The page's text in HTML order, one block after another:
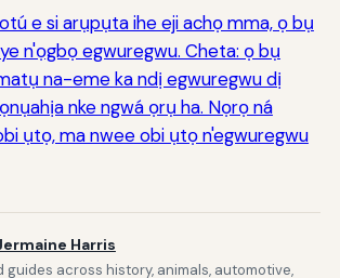
e si arụpụta ihe eji achọ mma, ọ bụ
n'ọgbọ egwuregwu. Cheta: ọ bụ
na-eme ka ndị egwuregwu dị
nke ngwá ọrụ ha. Nọrọ ná
ụtọ, ma nwee obi ụtọ n'egwuregwu
Harris
guides across history, animals, automotive,